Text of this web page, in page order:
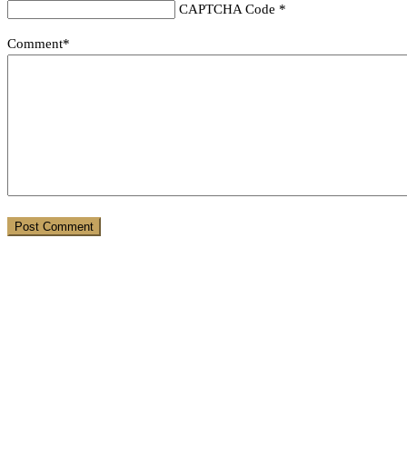
CAPTCHA Code *
Comment*